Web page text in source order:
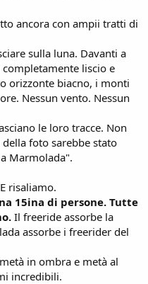
ancora con ampii tratti di
sulla luna. Davanti a
liscio e
orizzonte biacno, i monti
Nessun vento. Nessun
le loro tracce. Non
foto sarebbe stato
Marmolada".
risaliamo.
15ina di persone. Tutte
Il freeride assorbe la
assorbe i freerider del
in ombra e metà al
incredibili.